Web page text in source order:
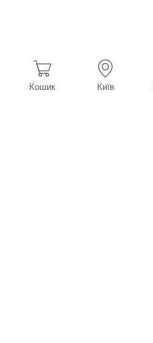
Кошик Київ
Афлубін табл. №12